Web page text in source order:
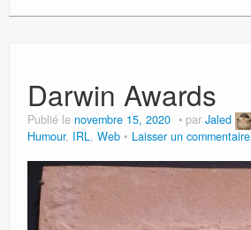
Darwin Awards
Publié le novembre 15, 2020 par Jaled
Humour, IRL, Web Laisser un commentaire